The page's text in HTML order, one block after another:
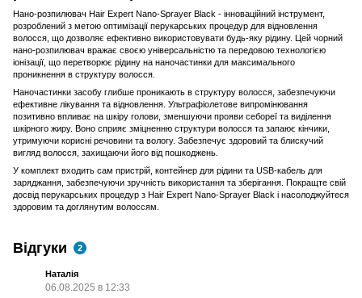
Нано-розпилювач Hair Expert Nano-Sprayer Black - інноваційний інструмент,
розроблений з метою оптимізації перукарських процедур для відновлення
волосся, що дозволяє ефективно використовувати будь-яку рідину. Цей чорний
нано-розпилювач вражає своєю універсальністю та передовою технологією
іонізації, що перетворює рідину на наночастинки для максимального
проникнення в структуру волосся.
Наночастинки засобу глибше проникають в структуру волосся, забезпечуючи
ефективне лікування та відновлення. Ультрафіолетове випромінювання
позитивно впливає на шкіру голови, зменшуючи прояви себореї та виділення
шкірного жиру. Воно сприяє зміцненню структури волосся та запаює кінчики,
утримуючи корисні речовини та вологу. Забезпечує здоровий та блискучий
вигляд волосся, захищаючи його від пошкоджень.
У комплект входить сам пристрій, контейнер для рідини та USB-кабель для
заряджання, забезпечуючи зручність використання та зберігання. Покращте свій
досвід перукарських процедур з Hair Expert Nano-Sprayer Black і насолоджуйтеся
здоровим та доглянутим волоссям.
Відгуки 2
Наталія
06.08.2025 в 12:33